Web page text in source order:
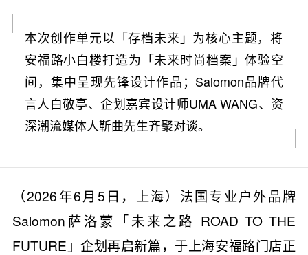
本次创作单元以「存档未来」为核心主题，将
安福路小白楼打造为「未来时尚档案」体验空
间，集中呈现先锋设计作品；Salomon品牌代
言人白敬亭、企划嘉宾设计师UMA WANG、资
深潮流媒体人靳曲先生齐聚对谈。
（2026年6月5日，上海）法国专业户外品牌
Salomon萨洛蒙「未来之路 ROAD TO THE
FUTURE」企划再启新篇，于上海安福路门店正